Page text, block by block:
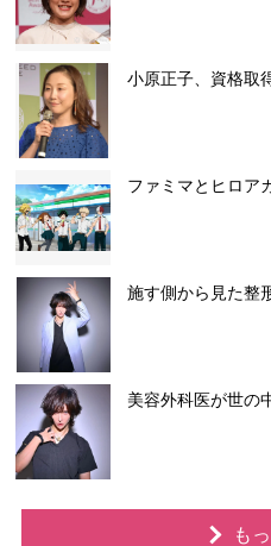
小原正子、資格取
ファミマとヒロア
施す側から見た整
美容外科医が世の
も